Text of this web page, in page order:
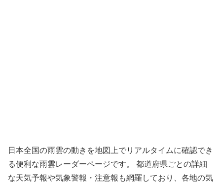
日本全国の雨雲の動きを地図上でリアルタイムに確認でき
る便利な雨雲レーダーページです。 都道府県ごとの詳細
な天気予報や気象警報・注意報も網羅しており、各地の気